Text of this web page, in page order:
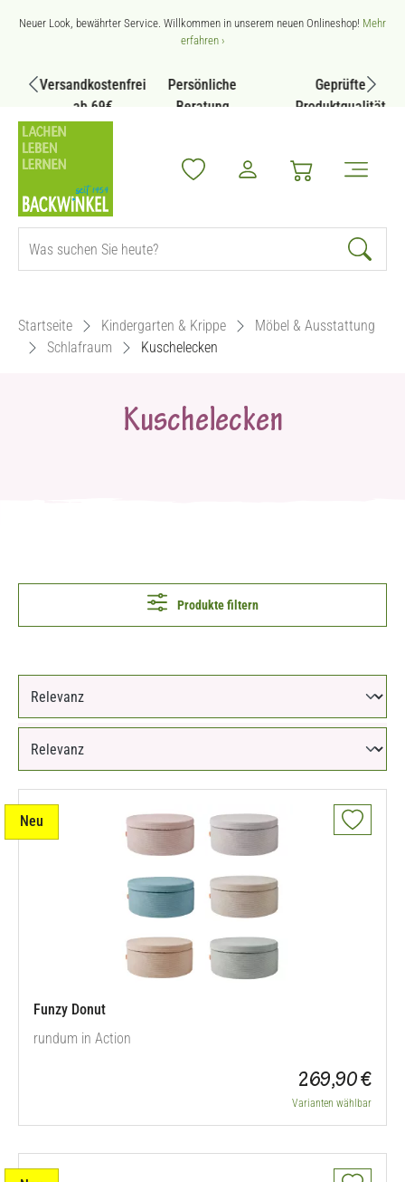
Zum Hauptinhalt springen
Neuer Look, bewährter Service. Willkommen in unserem neuen Onlineshop! Mehr
erfahren ›
Versandkostenfrei
ab 69€
Persönliche
Beratung
Geprüfte
Produktqualität
Startseite Kindergarten & Krippe
Möbel & Ausstattung
Schlafraum
Kuschelecken
Kuschelecken
Produkte filtern
Neu
Funzy Donut
rundum in Action
269,90 €
Varianten wählbar